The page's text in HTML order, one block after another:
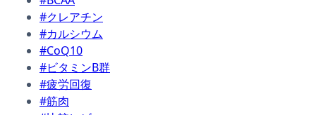
#クレアチン
#カルシウム
#CoQ10
#ビタミンB群
#疲労回復
#筋肉